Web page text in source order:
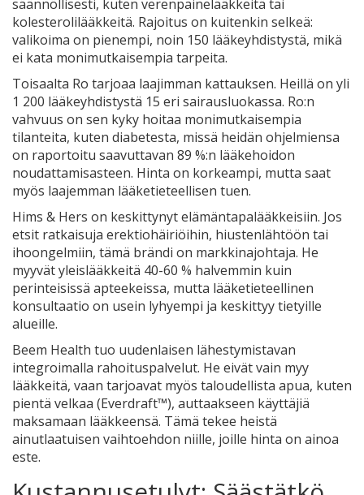
säännöllisesti, kuten verenpainelääkkeitä tai
kolesterolilääkkeitä. Rajoitus on kuitenkin selkeä:
valikoima on pienempi, noin 150 lääkeyhdistystä, mikä
ei kata monimutkaisempia tarpeita.
Toisaalta Ro tarjoaa laajimman kattauksen. Heillä on yli
1 200 lääkeyhdistystä 15 eri sairausluokassa. Ro:n
vahvuus on sen kyky hoitaa monimutkaisempia
tilanteita, kuten diabetesta, missä heidän ohjelmiensa
on raportoitu saavuttavan 89 %:n lääkehoidon
noudattamisasteen. Hinta on korkeampi, mutta saat
myös laajemman lääketieteellisen tuen.
Hims & Hers on keskittynyt elämäntapalääkkeisiin. Jos
etsit ratkaisuja erektiohäiriöihin, hiustenlähtöön tai
ihoongelmiin, tämä brändi on markkinajohtaja. He
myyvät yleislääkkeitä 40-60 % halvemmin kuin
perinteisissä apteekeissa, mutta lääketieteellinen
konsultaatio on usein lyhyempi ja keskittyy tietyille
alueille.
Beem Health tuo uudenlaisen lähestymistavan
integroimalla rahoituspalvelut. He eivät vain myy
lääkkeitä, vaan tarjoavat myös taloudellista apua, kuten
pientä velkaa (Everdraft™), auttaakseen käyttäjiä
maksamaan lääkkeensä. Tämä tekee heistä
ainutlaatuisen vaihtoehdon niille, joille hinta on ainoa
este.